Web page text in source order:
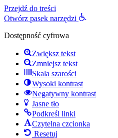
Przejdź do treści
Otwórz pasek narzędzi
Dostępność cyfrowa
Zwiększ tekst
Zmniejsz tekst
Skala szarości
Wysoki kontrast
Negatywny kontrast
Jasne tło
Podkreśl linki
Czytelna czcionka
Resetuj